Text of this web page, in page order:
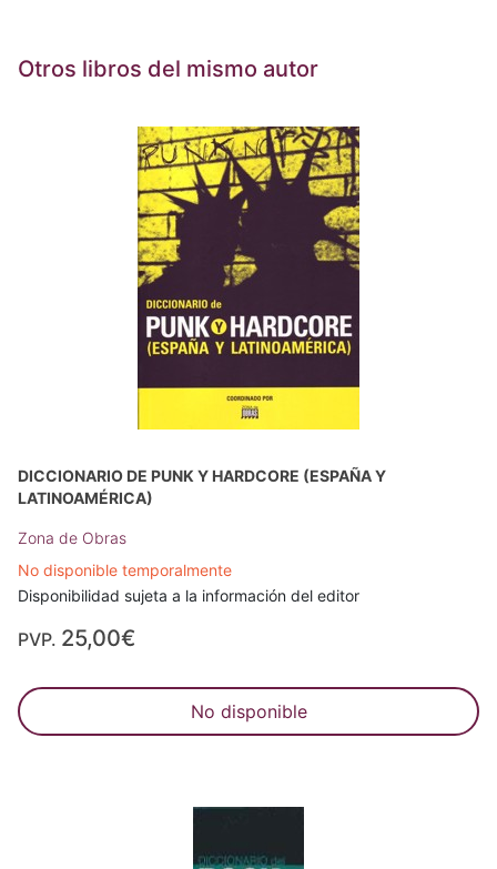
Otros libros del mismo autor
DICCIONARIO DE PUNK Y HARDCORE (ESPAÑA Y
LATINOAMÉRICA)
Zona de Obras
No disponible temporalmente
Disponibilidad sujeta a la información del editor
PVP. 25,00€
No disponible